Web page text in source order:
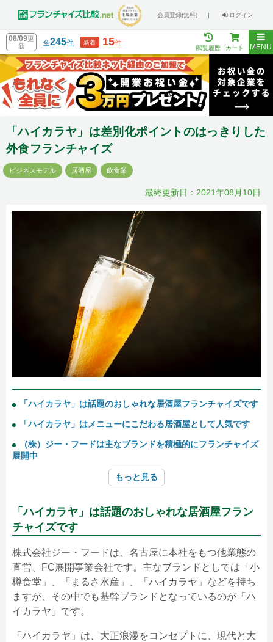
会員登録(無料) | ログイン
08/09更
新
全245件 新着 15件
閲覧履歴 カート MENU
「ハイカラヤ」は差別化ポイントのはっきりした
外食フランチャイズ
ビジネスモデル 居酒屋 飲食業
最終更新日：2021年08月10日
「ハイカラヤ」は話題のおしゃれな居酒屋フランチャイズです
「ハイカラヤ」はメニューにこだわる居酒屋として人気です
（株）ジー・フードは主なブランドを積極的にフランチャイズ
展開中
もっと見る
「ハイカラヤ」は話題のおしゃれな居酒屋フラン
チャイズです
株式会社ジー・フードは、名古屋に本社をもつ他業態の
直営、FC展開事業会社です。主なブランドとしては「小
樽食堂」、「まるさ水産」、「ハイカラヤ」などを持ち
ますが、その中でも基幹ブランドとなっているのが「ハ
イカラヤ」です。
「ハイカラヤ」は、大正浪漫をコンセプトに、現代と大